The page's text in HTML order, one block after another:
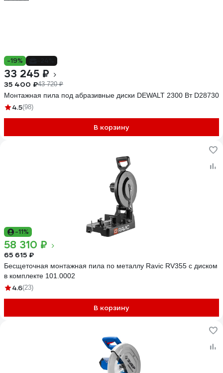
-19%
33 245 ₽
35 400 ₽43 720 ₽
Монтажная пила под абразивные диски DEWALT 2300 Вт D28730
4.5(98)
В корзину
-11%
58 310 ₽
65 615 ₽
Бесщеточная монтажная пила по металлу Ravic RV355 с диском
в комплекте 101.0002
4.6(23)
В корзину